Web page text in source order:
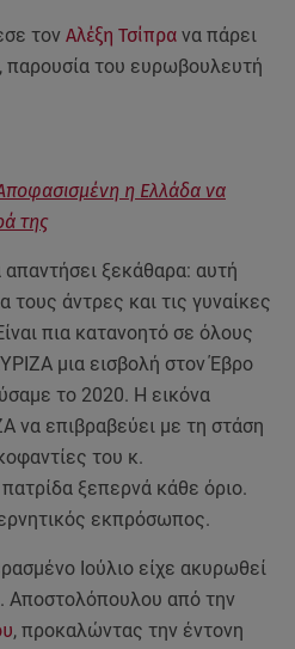
τον Αλέξη Τσίπρα να πάρει
παρουσία του ευρωβουλευτή
η Ελλάδα να
της
ξεκάθαρα: αυτή
τους άντρες και τις γυναίκες
πια κατανοητό σε όλους
μια εισβολή στον Έβρο
το 2020. Η εικόνα
να επιβραβεύει με τη στάση
του κ.
ξεπερνά κάθε όριο.
εκπρόσωπος.
Ιούλιο είχε ακυρωθεί
Αποστολόπουλου από την
, προκαλώντας την έντονη